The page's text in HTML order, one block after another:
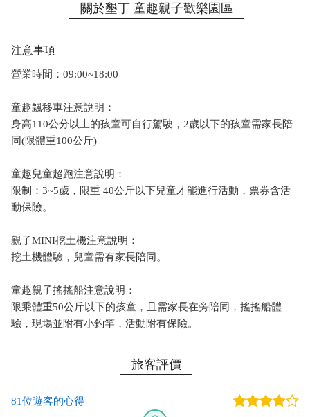
關於墾丁 童趣親子歡樂園區
注意事項
營業時間：09:00~18:00
童趣飄移車注意說明：
身高110公分以上的孩童可自行駕駛，2歲以下的孩童需家長陪
同(限體重100公斤)
童趣兒童超跑注意說明：
限制：3~5歲，限重 40公斤以下兒童才能進行活動，票券含活
動保險。
親子MINI挖土機注意說明：
挖土機體驗，兒童需有家長陪同。
童趣親子搖搖船注意說明：
限乘體重50公斤以下的孩童，且需家長在旁陪同，搖搖船體
驗，現場並附有小釣竿，活動附有保險。
旅客評價
81位遊客的心得